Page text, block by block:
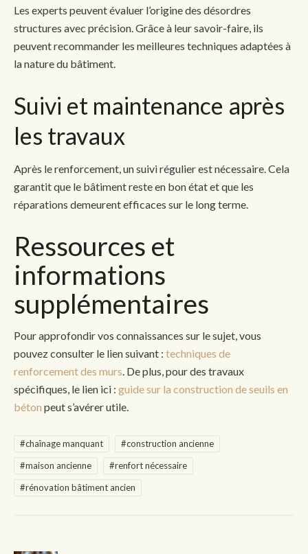
Les experts peuvent évaluer l’origine des désordres
structures avec précision. Grâce à leur savoir-faire, ils
peuvent recommander les meilleures techniques adaptées à
la nature du bâtiment.
Suivi et maintenance après
les travaux
Après le renforcement, un suivi régulier est nécessaire. Cela
garantit que le bâtiment reste en bon état et que les
réparations demeurent efficaces sur le long terme.
Ressources et
informations
supplémentaires
Pour approfondir vos connaissances sur le sujet, vous
pouvez consulter le lien suivant : techniques de
renforcement des murs . De plus, pour des travaux
spécifiques, le lien ici : guide sur la construction de seuils en
béton peut s’avérer utile.
#chaînage manquant
#construction ancienne
#maison ancienne
#renfort nécessaire
#rénovation bâtiment ancien